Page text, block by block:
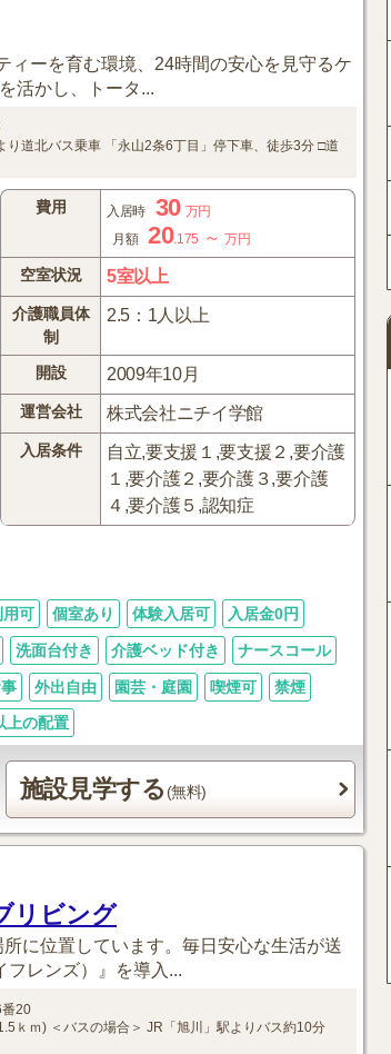
ィーを育む環境、24時間の安心を見守るケ
活かし、トータ...
り道北バス乗車 「永山2条6丁目」停下車、徒歩3分 □道
費用 入居時 30 万円
月額
20.175 ～万円
空室状況 5室以上
介護職員体
制
2.5：1人以上
開設 2009年10月
運営会社 株式会社ニチイ学館
入居条件
自立,要支援１,要支援２,要介護
１,要介護２,要介護３,要介護
４,要介護５,認知症
用可 個室あり 体験入居可 入居金0円
洗面台付き 介護ベッド付き ナースコール
外出自由 園芸・庭園 喫煙可 禁煙
上の配置
施設見学する (無料)
リビング
に位置しています。毎日安心な生活が送
レンズ）』を導入...
番20
ｋｍ) ＜バスの場合＞ JR「旭川」駅よりバス約10分